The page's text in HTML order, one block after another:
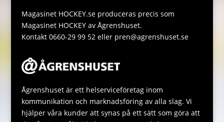
Magasinet HOCKEY.se produceras precis som
Magasinet HOCKEY av Ågrenshuset.
Kontakt 0660-29 99 52 eller pren@agrenshuset.se
Ågrenshuset är ett helserviceföretag inom
kommunikation och marknadsföring av alla slag. Vi
hjälper våra kunder att synas på ett sätt som göra att